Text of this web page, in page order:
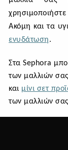
Ακόμη και τα
ενυδάτωση.
Στα Sephora
των μαλλιών
και μίνι σετ
των μαλλιών